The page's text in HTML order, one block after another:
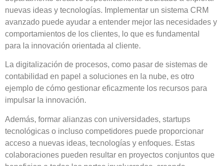
nuevas ideas y tecnologías. Implementar un sistema CRM
avanzado puede ayudar a entender mejor las necesidades y
comportamientos de los clientes, lo que es fundamental
para la innovación orientada al cliente.
La digitalización de procesos, como pasar de sistemas de
contabilidad en papel a soluciones en la nube, es otro
ejemplo de cómo gestionar eficazmente los recursos para
impulsar la innovación.
Además, formar alianzas con universidades, startups
tecnológicas o incluso competidores puede proporcionar
acceso a nuevas ideas, tecnologías y enfoques. Estas
colaboraciones pueden resultar en proyectos conjuntos que